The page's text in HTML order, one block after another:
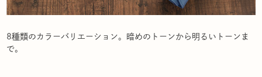
8種類のカラーバリエーション。暗めのトーンから明るいトーンま
で。